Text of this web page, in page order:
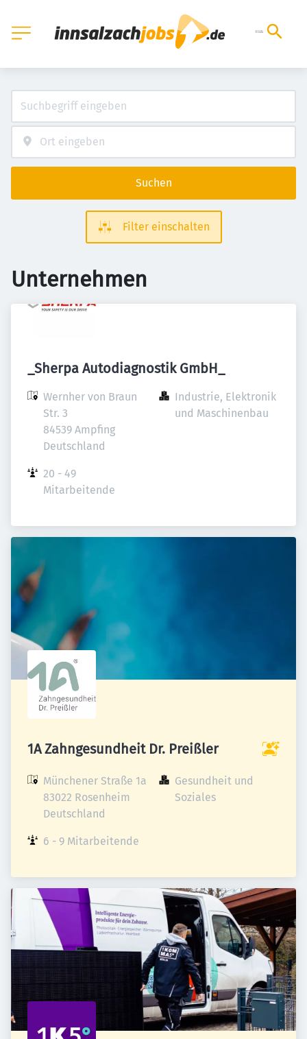
Suchen
Filter einschalten
Unternehmen
_Sherpa Autodiagnostik GmbH_
Wernher von Braun
Str. 3
84539 Ampfing
Deutschland
Industrie, Elektronik
und Maschinenbau
20 - 49
Mitarbeitende
1A Zahngesundheit Dr. Preißler
Münchener Straße 1a
83022 Rosenheim
Deutschland
Gesundheit und
Soziales
6 - 9 Mitarbeitende